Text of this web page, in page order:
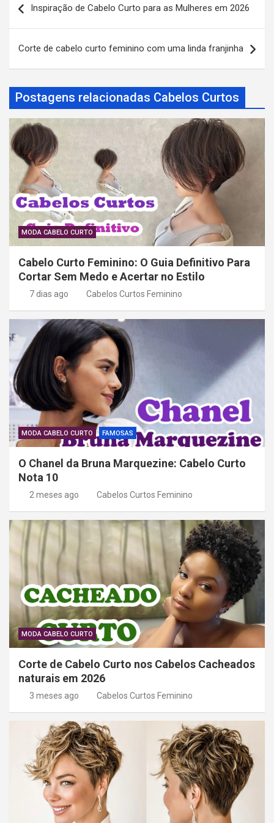
a
ç
ã
o
e
P
Inspiração de Cabelo Curto para as Mulheres em 2026
Corte de cabelo curto feminino com uma linda franjinha
Postagens relacionadas Cabelos Curtos
MODA CABELO CURTO
Cabelo Curto Feminino: O Guia Definitivo Para
Cortar Sem Medo e Acertar no Estilo
7 dias ago Cabelos Curtos Feminino
MODA CABELO CURTO FAMOSAS
O Chanel da Bruna Marquezine: Cabelo Curto
Nota 10
2 meses ago Cabelos Curtos Feminino
MODA CABELO CURTO
Corte de Cabelo Curto nos Cabelos Cacheados
naturais em 2026
3 meses ago Cabelos Curtos Feminino